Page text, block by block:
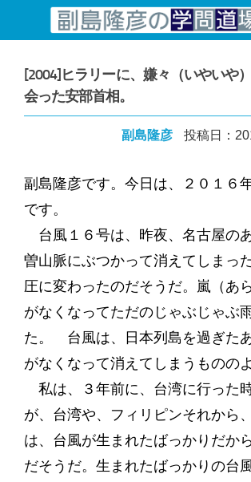
コンテンツへスキップ
[2004]ヒラリーに、嫌々（いやいや
会った安部首相。
副島隆彦 投稿日：
副島隆彦です。今日は、２０１６
です。
台風１６号は、昨夜、名古屋の
曽山脈にぶつかって消えてしまっ
圧に変わったのだそうだ。嵐（あ
がなくなってただのじゃぶじゃぶ
た。 台風は、日本列島を過ぎた
がなくなって消えてしまうもののよ
私は、３年前に、台湾に行った
が、台湾や、フィリピンそれから
は、台風が生まれたばっかりだか
だそうだ。生まれたばっかりの台